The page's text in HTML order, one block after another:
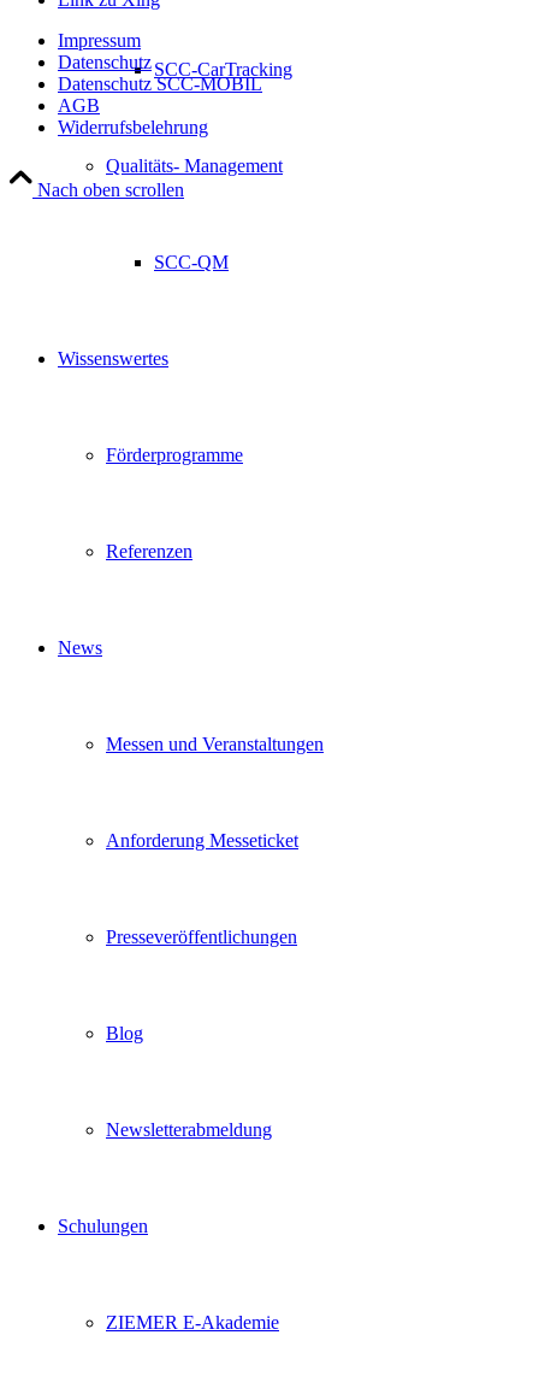
SCC-CarTracking
Qualitäts- Management
SCC-QM
Wissenswertes
Förderprogramme
Referenzen
News
Messen und Veranstaltungen
Anforderung Messeticket
Presseveröffentlichungen
Blog
Newsletterabmeldung
Schulungen
ZIEMER E-Akademie
Impressum
Datenschutz
Datenschutz SCC-MOBIL
AGB
Widerrufsbelehrung
Nach oben scrollen